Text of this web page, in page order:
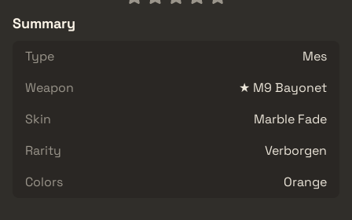
Summary
Type
Mes
Weapon
★ M9 Bayonet
Skin
Marble Fade
Rarity
Verborgen
Colors
Orange